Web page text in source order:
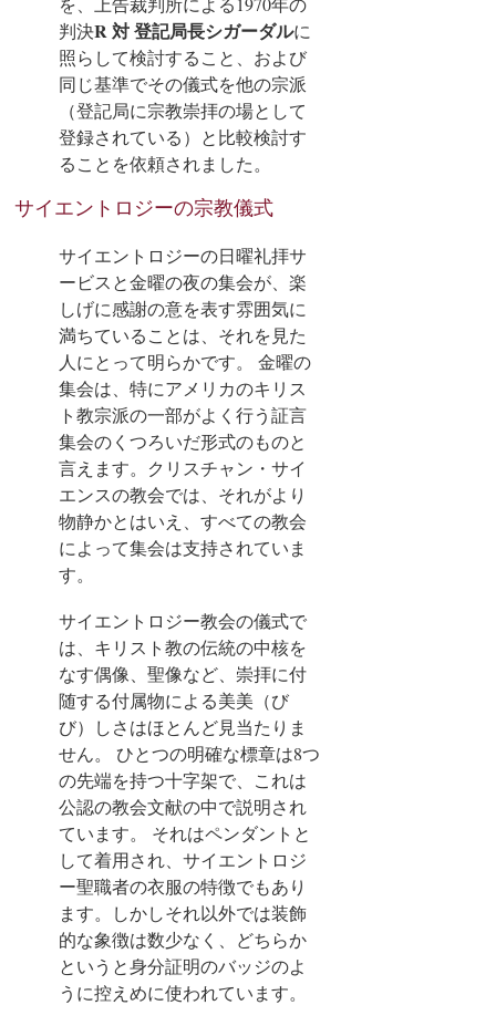
判決R 対 登記局長シガーダルに
照らして検討すること、および
同じ基準でその儀式を他の宗派
（登記局に宗教崇拝の場として
登録されている）と比較検討す
ることを依頼されました。
サイエントロジーの宗教儀式
サイエントロジーの日曜礼拝サ
ービスと金曜の夜の集会が、楽
しげに感謝の意を表す雰囲気に
満ちていることは、それを見た
人にとって明らかです。
金曜の
集会は、特にアメリカのキリス
ト教宗派の一部がよく行う証言
集会のくつろいだ形式のものと
言えます。クリスチャン・サイ
エンスの教会では、それがより
物静かとはいえ、すべての教会
によって集会は支持されていま
す。
サイエントロジー教会の儀式で
は、キリスト教の伝統の中核を
なす偶像、聖像など、崇拝に付
随する付属物による美美（び
び）しさはほとんど見当たりま
せん。
ひとつの明確な標章は8つ
の先端を持つ十字架で、これは
公認の教会文献の中で説明され
ています。 それはペンダントと
して着用され、サイエントロジ
ー聖職者の衣服の特徴でもあり
ます。しかしそれ以外では装飾
的な象徴は数少なく、どちらか
というと身分証明のバッジのよ
うに控えめに使われています。